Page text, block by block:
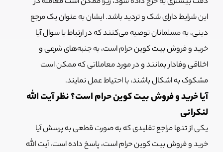
این شرایط دارای شک و تردید باشد. ایشان به عنوان یک مرجع
دینی، به مسلمانان توصیه می‌کنند که در ارتباط با سوال آیا
خرید و فروش بیت کوین حرام است، به جنبه‌های شرعی و
اخلاقی وفادار بمانند و در مورد معاملاتی که ممکن است
مشکوک به اشکال باشند، با احتیاط عمل نمایند.
آیا خرید و فروش بیت کوین حرام است؟ نظر آیت الله
لنکرانی
یکی از تنها مراجع تقلیدی که به صورت قطعی به پرسش آیا
خرید و فروش بیت کوین حرام است، پاسخ داده است، آیت الله